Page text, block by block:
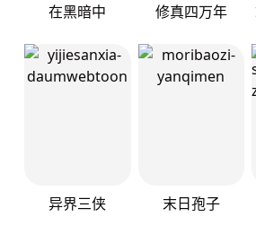
在黑暗中 修真四万年
异界三侠 末日孢子